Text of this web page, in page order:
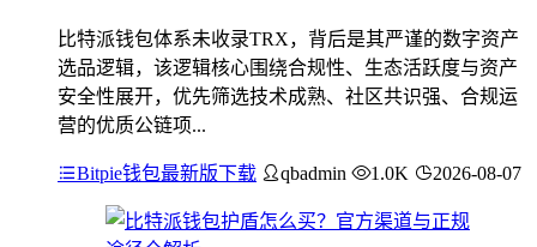
比特派钱包体系未收录TRX，背后是其严谨的数字资产
选品逻辑，该逻辑核心围绕合规性、生态活跃度与资产
安全性展开，优先筛选技术成熟、社区共识强、合规运
营的优质公链项...
Bitpie钱包最新版下载 qbadmin 1.0K 2026-08-07